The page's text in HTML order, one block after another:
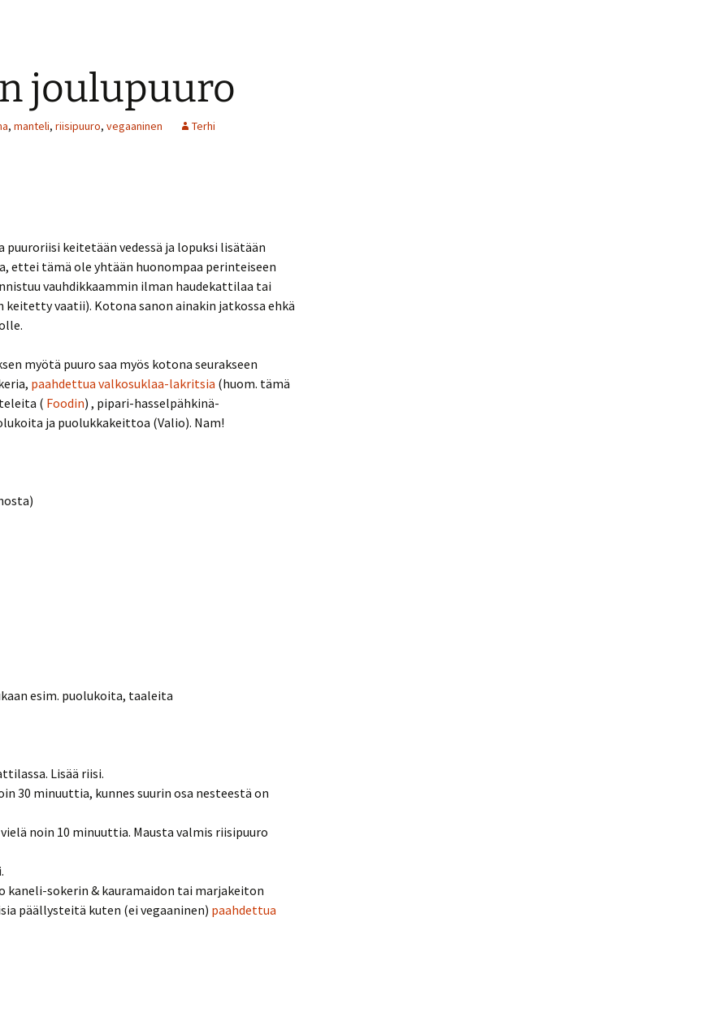
joulupuuro
, manteli, riisipuuro, vegaaninen Terhi
puuroriisi keitetään vedessä ja lopuksi lisätään
ettei tämä ole yhtään huonompaa perinteiseen
vauhdikkaammin ilman haudekattilaa tai
vaatii). Kotona sanon ainakin jatkossa ehkä
myötä puuro saa myös kotona seurakseen
paahdettua valkosuklaa-lakritsia (huom. tämä
( Foodin) , pipari-hasselpähkinä-
ja puolukkakeittoa (Valio). Nam!
esim. puolukoita, taaleita
Lisää riisi.
30 minuuttia, kunnes suurin osa nesteestä on
noin 10 minuuttia. Mausta valmis riisipuuro
kaneli-sokerin & kauramaidon tai marjakeiton
päällysteitä kuten (ei vegaaninen) paahdettua